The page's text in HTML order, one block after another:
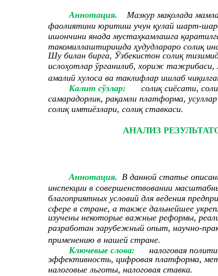
Aннотация.
Мазкур мақолада
фаолиятини юритиш учун қулай шарт-
ишончини янада мустаҳкамлашга
такомиллаштиришда ҳудудлараро солиқ
Шу билан бирга, Ўзбекистон солиқ
ислоҳотлар ўрганилиб, хориж
амалий хулоса ва таклифлар ишлаб
Калит сўзлар:
солиқ сиёсати,
самарадорлик, рақамли платформа,
солиқ имтиёзлари, солиқ ставкаси.
АНАЛИЗ
Аннотация. В данной статье
инспекции в совершенствовании
благоприятных условий для ведения
сфере в стране, а также дальнейшее
изучены некоторые важные реформы,
разработан зарубежный опыт, научно-
применению в нашей стране.
Ключевые слова:
налоговая
эффективность, цифровая платформа,
налоговые льготы, налоговая ставка.